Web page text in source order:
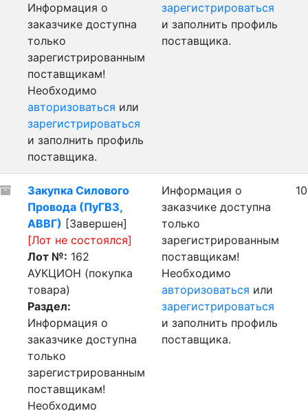
Информация о
заказчике доступна
только
зарегистрированным
поставщикам!
Необходимо
авторизоваться или
зарегистрироваться
и заполнить профиль
поставщика.
зарегистрироваться
и заполнить профиль
поставщика.
Закупка Силового
Провода (ПуГВ3,
АВВГ) [Завершен]
[Лот не состоялся]
Лот №: 162
АУКЦИОН (покупка
товара)
Раздел:
Информация о
заказчике доступна
только
зарегистрированным
поставщикам!
Необходимо
Информация о
заказчике доступна
только
зарегистрированным
поставщикам!
Необходимо
авторизоваться или
зарегистрироваться
и заполнить профиль
поставщика.